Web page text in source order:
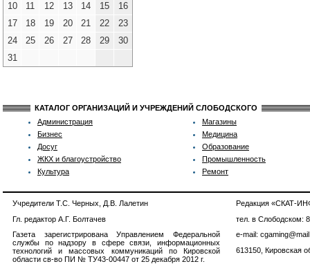
10
11 12 13 14 15
16
17
18 19 20 21 22
23
24
25 26 27 28 29
30
31
КАТАЛОГ ОРГАНИЗАЦИЙ И УЧРЕЖДЕНИЙ СЛОБОДСКОГО
Администрация
Бизнес
Досуг
ЖКХ и благоустройство
Культура
Магазины
Медицина
Образование
Промышленность
Ремонт
Учредители Т.С. Черных, Д.В. Лалетин
Гл. редактор А.Г. Болтачев
Газета зарегистрирована Управлением Федеральной
службы по надзору в сфере связи, информационных
технологий и массовых коммуникаций по Кировской
области св-во ПИ № ТУ43-00447 от 25 декабря 2012 г.
Редакция «СКАТ-
тел. в Слободском:
e-mail:
613150, Кировская